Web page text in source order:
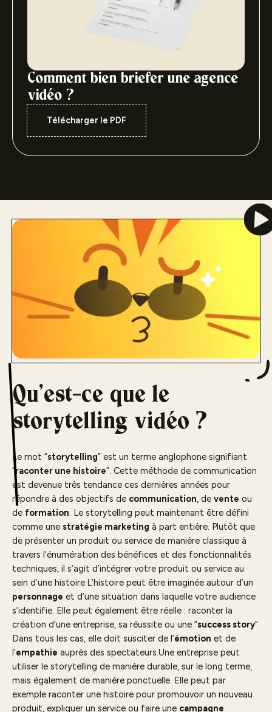
Comment bien briefer une agence
vidéo ?
Télécharger le PDF
Qu’est-ce que le
storytelling vidéo ?
Le mot “storytelling” est un terme anglophone signifiant
“raconter une histoire”. Cette méthode de communication
est devenue très tendance ces dernières années pour
répondre à des objectifs de communication, de vente ou
de formation. Le storytelling peut maintenant être défini
comme une stratégie marketing à part entière. Plutôt que
de présenter un produit ou service de manière classique à
travers l’énumération des bénéfices et des fonctionnalités
techniques, il s’agit d’intégrer votre produit ou service au
sein d’une histoire.L’histoire peut être imaginée autour d’un
personnage et d’une situation dans laquelle votre audience
s’identifie. Elle peut également être réelle : raconter la
création d’une entreprise, sa réussite ou une “success story”.
Dans tous les cas, elle doit susciter de l’émotion et de
l’empathie auprès des spectateurs.Une entreprise peut
utiliser le storytelling de manière durable, sur le long terme,
mais également de manière ponctuelle. Elle peut par
exemple raconter une histoire pour promouvoir un nouveau
produit, expliquer un service ou faire une campagne